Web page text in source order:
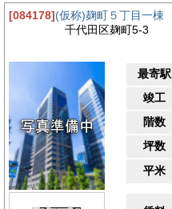
[084178](仮称)麹町５丁目一棟
千代田区麹町5-3
最寄駅
竣工
階数
坪数
平米